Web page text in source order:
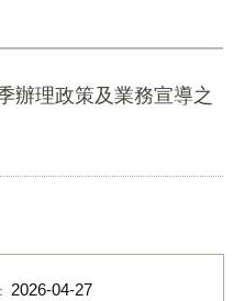
辦理政策及業務宣導之
2026-04-27